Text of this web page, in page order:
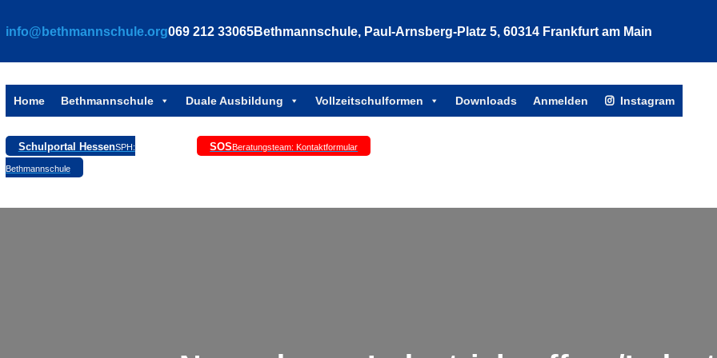
Inhalt
springen
info@bethmannschule.org069 212 33065Bethmannschule, Paul-Arnsberg-Platz 5, 60314 Frankfurt am Main
Home Bethmannschule Duale Ausbildung Vollzeitschulformen Downloads Anmelden Instagram
Schulportal HessenSPH:
Bethmannschule
SOSBeratungsteam: Kontaktformular